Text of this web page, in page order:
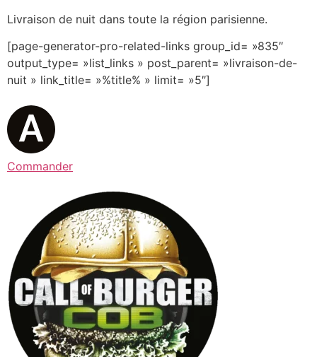
Livraison de nuit dans toute la région parisienne.
[page-generator-pro-related-links group_id= »835″
output_type= »list_links » post_parent= »livraison-de-
nuit » link_title= »%title% » limit= »5″]
Commander